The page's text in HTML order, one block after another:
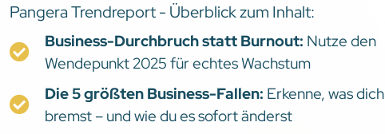
Pangera Trendreport - Überblick zum Inhalt:
Business-Durchbruch statt Burnout: Nutze den
Wendepunkt 2025 für echtes Wachstum
Die 5 größten Business-Fallen: Erkenne, was dich
bremst – und wie du es sofort änderst